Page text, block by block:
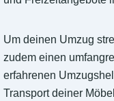
Um deinen Umzug
zudem einen
erfahrenen
Transport deiner